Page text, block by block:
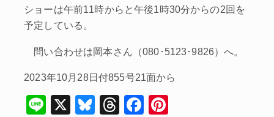
ショーは午前11時からと午後1時30分からの2回を
予定している。
問い合わせは岡本さん（080･5123･9826）へ。
2023年10月28日付855号21面から
Li
X
Bl
T
F